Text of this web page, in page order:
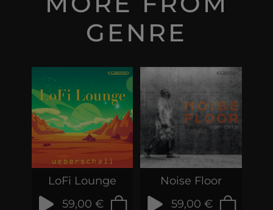
GENRE
LoFi Lounge
59,00 €
Noise Floor
59,00 €